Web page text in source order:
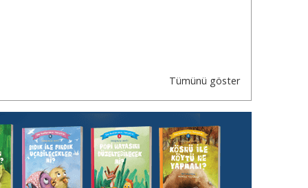
Tümünü göster